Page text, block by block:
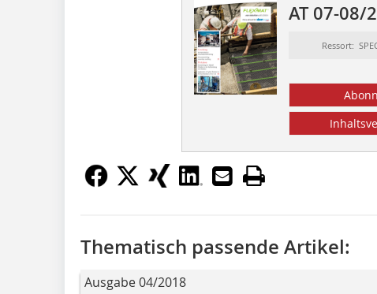
AT 07-08/
Ressort:
Thematisch passende Artikel:
Ausgabe 04/2018